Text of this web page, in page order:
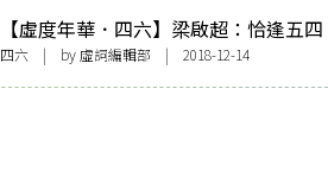
【虛度年華．四六】梁啟超：恰逢五
涼歐遊
四六 | by 虛詞編輯部 | 2018-12-14